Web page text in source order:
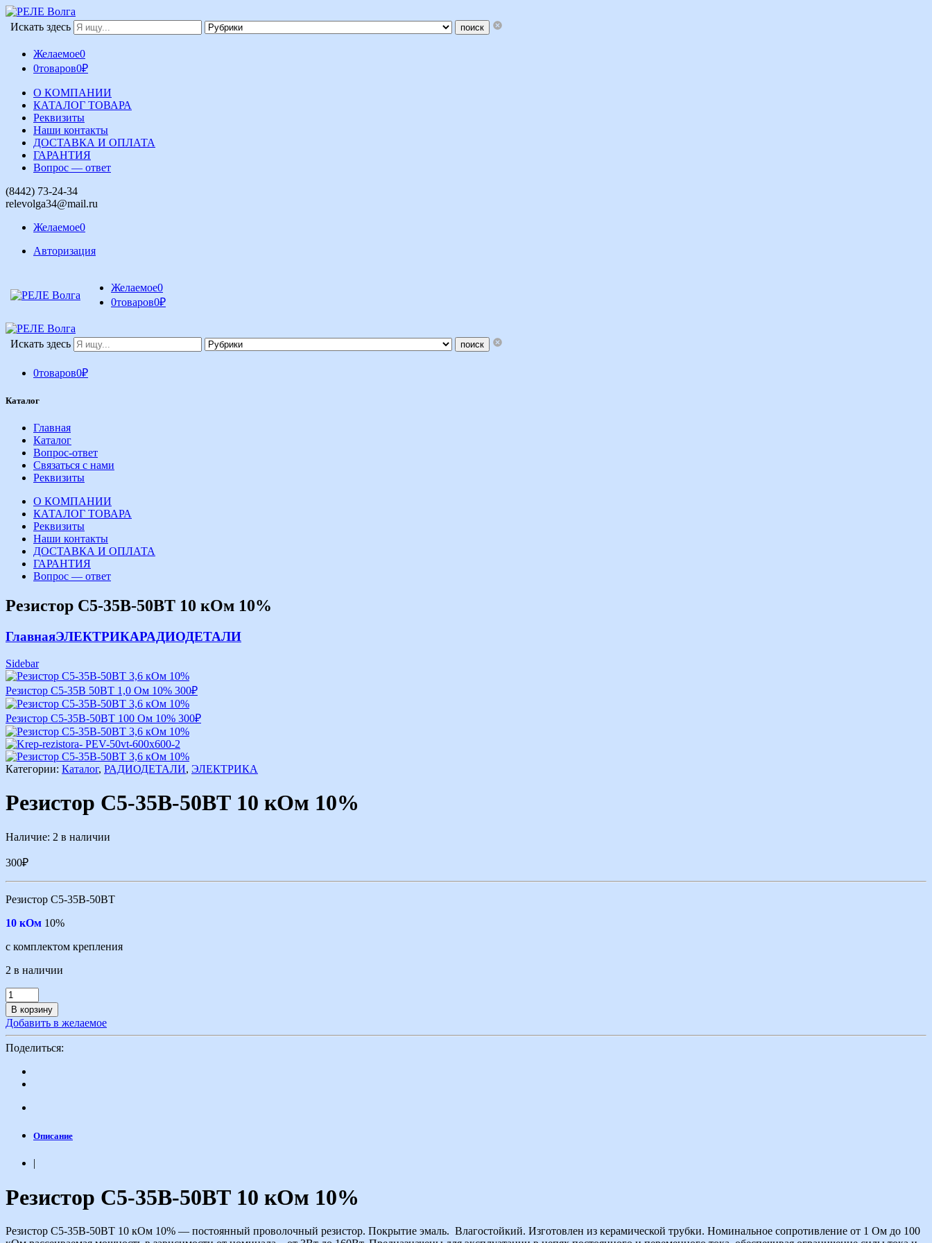
Искать здесь
Желаемое0
0товаров0₽
О КОМПАНИИ
КАТАЛОГ ТОВАРА
Реквизиты
Наши контакты
ДОСТАВКА И ОПЛАТА
ГАРАНТИЯ
Вопрос — ответ
(8442) 73-24-34
relevolga34@mail.ru
Желаемое0
Авторизация
Желаемое0
0товаров0₽
Искать здесь
0товаров0₽
Каталог
Главная
Каталог
Вопрос-ответ
Связаться с нами
Реквизиты
О КОМПАНИИ
КАТАЛОГ ТОВАРА
Реквизиты
Наши контакты
ДОСТАВКА И ОПЛАТА
ГАРАНТИЯ
Вопрос — ответ
Резистор С5-35В-50ВТ 10 кОм 10%
ГлавнаяЭЛЕКТРИКАРАДИОДЕТАЛИ
Sidebar
Резистор С5-35В 50ВТ 1,0 Ом 10% 300₽
Резистор С5-35В-50ВТ 100 Ом 10% 300₽
Категории: Каталог, РАДИОДЕТАЛИ, ЭЛЕКТРИКА
Резистор С5-35В-50ВТ 10 кОм 10%
Наличие: 2 в наличии
300₽
Резистор С5-35В-50ВТ
10 кОм 10%
с комплектом крепления
2 в наличии
В корзину
Добавить в желаемое
Поделиться:
Описание
|
Резистор С5-35В-50ВТ 10 кОм 10%
Резистор С5-35В-50ВТ 10 кОм 10% — постоянный проволочный резистор. Покрытие эмаль. Влагостойкий. Изготовлен из керамической трубки. Номинальное сопротивление от 1 Ом до 100